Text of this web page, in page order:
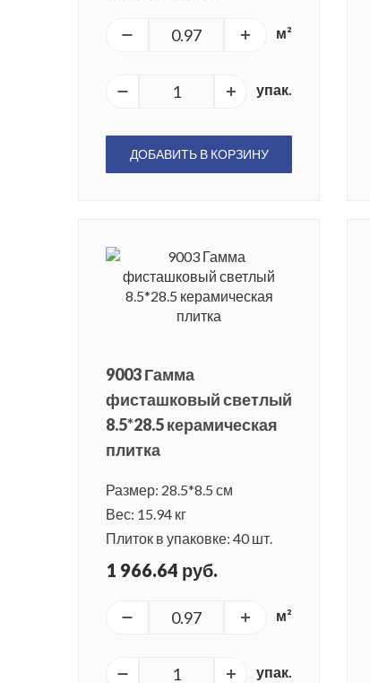
м²
упак.
ДОБАВИТЬ В КОРЗИНУ
9003 Гамма
фисташковый светлый
8.5*28.5 керамическая
плитка
Размер: 28.5*8.5 см
Вес: 15.94 кг
Плиток в упаковке: 40 шт.
1 966.64 руб.
м²
упак.